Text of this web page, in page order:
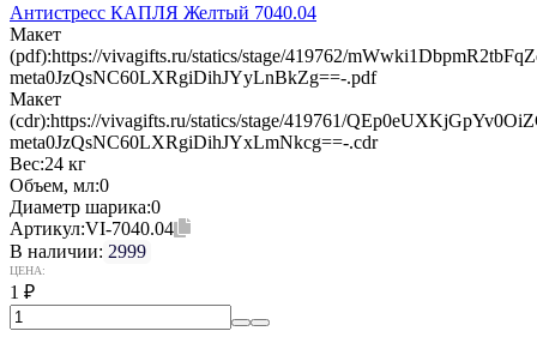
Антистресс КАПЛЯ Желтый 7040.04
Макет
(pdf):https://vivagifts.ru/statics/stage/419762/
meta0JzQsNC60LXRgiDihJYyLnBkZg==-.pdf
Макет
(cdr):https://vivagifts.ru/statics/stage/419761/
meta0JzQsNC60LXRgiDihJYxLmNkcg==-.cdr
Вес:24 кг
Объем, мл:0
Диаметр шарика:0
Артикул:VI-7040.04
В наличии: 2999
ЦЕНА:
1 ₽